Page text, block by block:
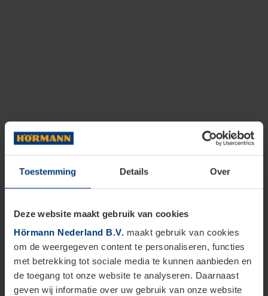
Toestemming Details Over
Deze website maakt gebruik van cookies
Hörmann Nederland B.V. maakt gebruik van cookies
om de weergegeven content te personaliseren, functies
met betrekking tot sociale media te kunnen aanbieden en
de toegang tot onze website te analyseren. Daarnaast
geven wij informatie over uw gebruik van onze website